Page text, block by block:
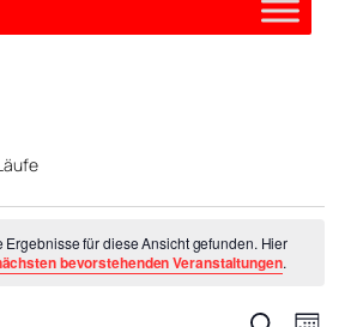
Ergebnisse für diese Ansicht gefunden. Hier
bevorstehenden Veranstaltungen.